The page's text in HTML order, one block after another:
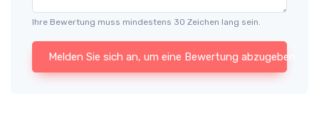
Ihre Bewertung muss mindestens 30 Zeichen lang sein.
Melden Sie sich an, um eine Bewertung abzugeben